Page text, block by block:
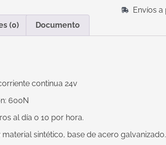
Envíos a
(0) Documento
continua 24v
600N
al día o 10 por hora.
sintético, base de acero galvanizado.